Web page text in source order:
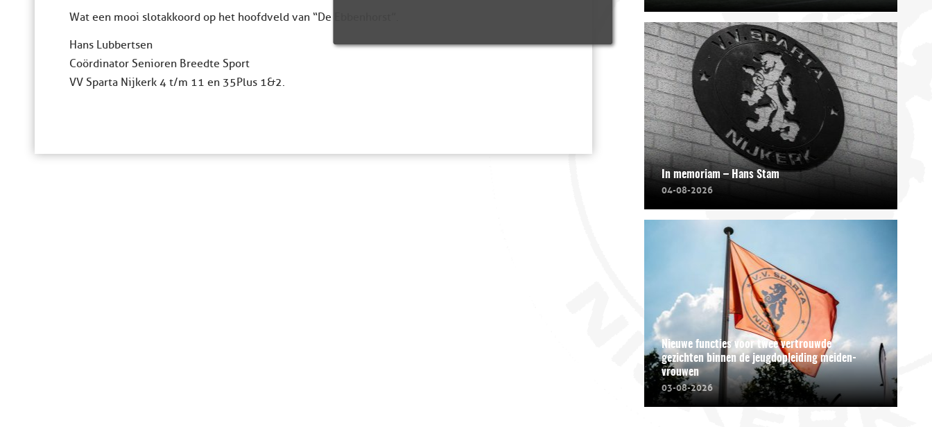
Wat een mooi slotakkoord op het hoofdveld van “De Ebbenhorst”.
Hans Lubbertsen
Coördinator Senioren Breedte Sport
VV Sparta Nijkerk 4 t/m 11 en 35Plus 1&2.
In memoriam – Hans Stam
04-08-2026
Nieuwe functies voor twee vertrouwde
gezichten binnen de jeugdopleiding meiden-
vrouwen
03-08-2026